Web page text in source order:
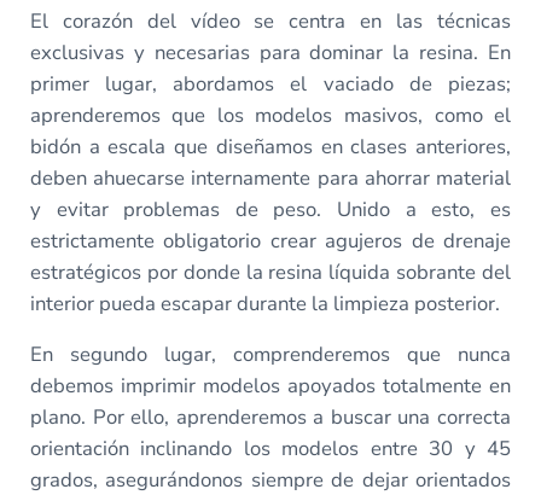
El corazón del vídeo se centra en las técnicas
exclusivas y necesarias para dominar la resina. En
primer lugar, abordamos el vaciado de piezas;
aprenderemos que los modelos masivos, como el
bidón a escala que diseñamos en clases anteriores,
deben ahuecarse internamente para ahorrar material
y evitar problemas de peso. Unido a esto, es
estrictamente obligatorio crear agujeros de drenaje
estratégicos por donde la resina líquida sobrante del
interior pueda escapar durante la limpieza posterior.
En segundo lugar, comprenderemos que nunca
debemos imprimir modelos apoyados totalmente en
plano. Por ello, aprenderemos a buscar una correcta
orientación inclinando los modelos entre 30 y 45
grados, asegurándonos siempre de dejar orientados